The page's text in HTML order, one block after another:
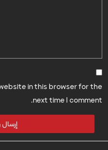
in this browser for the
next time I comment.